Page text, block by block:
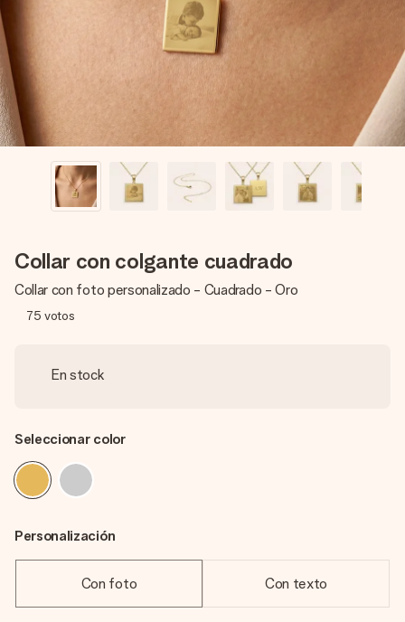
un mensaje que llegue al corazón. Sin complicaciones, solo
todo el amor para el momento.
Collar con colgante cuadrado
Collar con foto personalizado - Cuadrado - Oro
75 votos
En stock
Seleccionar color
Personalización
Con foto Con texto